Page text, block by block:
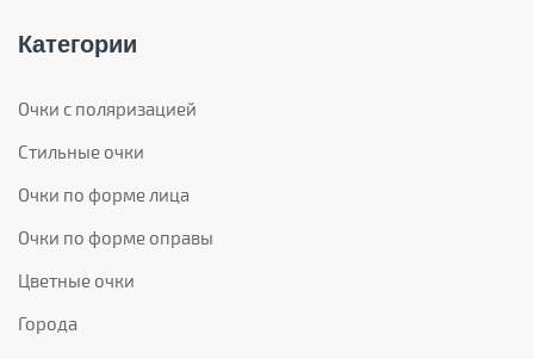
Категории
Очки с поляризацией
Стильные очки
Очки по форме лица
Очки по форме оправы
Цветные очки
Города